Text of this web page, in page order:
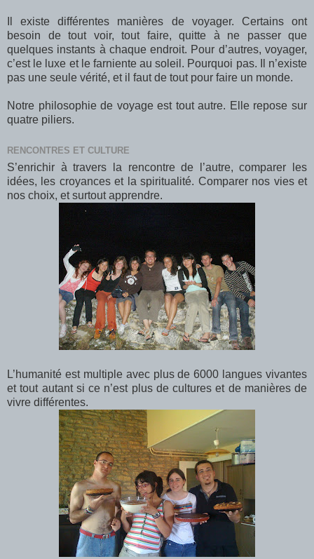
Il existe différentes manières de voyager. Certains ont
besoin de tout voir, tout faire, quitte à ne passer que
quelques instants à chaque endroit. Pour d’autres, voyager,
c’est le luxe et le farniente au soleil. Pourquoi pas. Il n’existe
pas une seule vérité, et il faut de tout pour faire un monde.
Notre philosophie de voyage est tout autre. Elle repose sur
quatre piliers.
RENCONTRES ET CULTURE
S’enrichir à travers la rencontre de l’autre, comparer les
idées, les croyances et la spiritualité. Comparer nos vies et
nos choix, et surtout apprendre.
L’humanité est multiple avec plus de 6000 langues vivantes
et tout autant si ce n’est plus de cultures et de manières de
vivre différentes.